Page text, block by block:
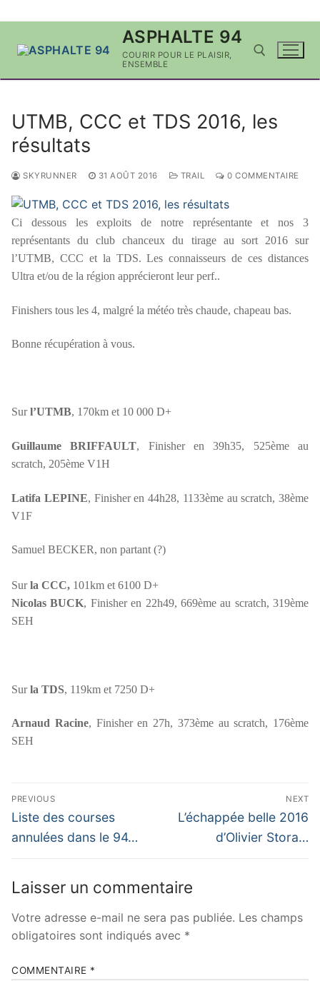
ASPHALTE 94
COURIR POUR LE PLAISIR,
ENSEMBLE
UTMB, CCC et TDS 2016, les
résultats
SKYRUNNER 31 AOÛT 2016 TRAIL 0 COMMENTAIRE
Ci dessous les exploits de notre représentante et nos 3
représentants du club chanceux du tirage au sort 2016 sur
l’UTMB, CCC et la TDS. Les connaisseurs de ces distances
Ultra et/ou de la région apprécieront leur perf..
Finishers tous les 4, malgré la météo très chaude, chapeau bas.
Bonne récupération à vous.
Surl’UTMB, 170km et 10 000 D+
Guillaume BRIFFAULT, Finisher en 39h35, 525ème au
scratch, 205ème V1H
Latifa LEPINE, Finisher en 44h28, 1133ème au scratch, 38ème
V1F
Samuel BECKER, non partant (?)
Surla CCC, 101km et 6100 D+
Nicolas BUCK, Finisher en 22h49, 669ème au scratch, 319ème
SEH
Surla TDS, 119km et 7250 D+
Arnaud Racine, Finisher en 27h, 373ème au scratch, 176ème
SEH
Navigation
de
l’article
PREVIOUS
Previous
post:
Liste des courses
annulées dans le 94…
NEXT
Next
L’échappée belle 2016
d’Olivier Stora…
Laisser un commentaire
Votre adresse e-mail ne sera pas publiée. Les champs
obligatoires sont indiqués avec *
COMMENTAIRE *